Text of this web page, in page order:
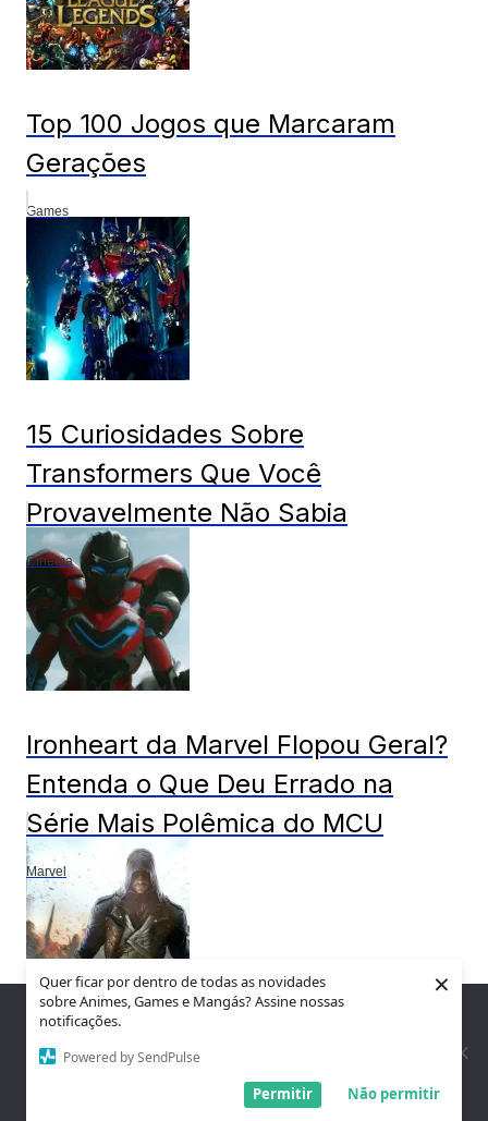
Quer ficar por dentro de todas as novidades
sobre Animes, Games e Mangás? Assine nossas
notificações.
Powered by SendPulse
Não permitir
Permitir
×
Top 100 Jogos que Marcaram
Gerações
Games
15 Curiosidades Sobre
Transformers Que Você
Provavelmente Não Sabia
Cinema
Ironheart da Marvel Flopou Geral?
Entenda o Que Deu Errado na
Série Mais Polêmica do MCU
Marvel
Vazamento aponta possíveis jogos
cancelados pela Ubisoft em meio
Nós utilizamos cookies para garantir que você tenha a melhor
experiência em nosso site. Se você continua a usar este site,
assumimos que você está satisfeito.
Entendi!